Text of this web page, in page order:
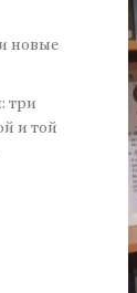
новые
три
и той